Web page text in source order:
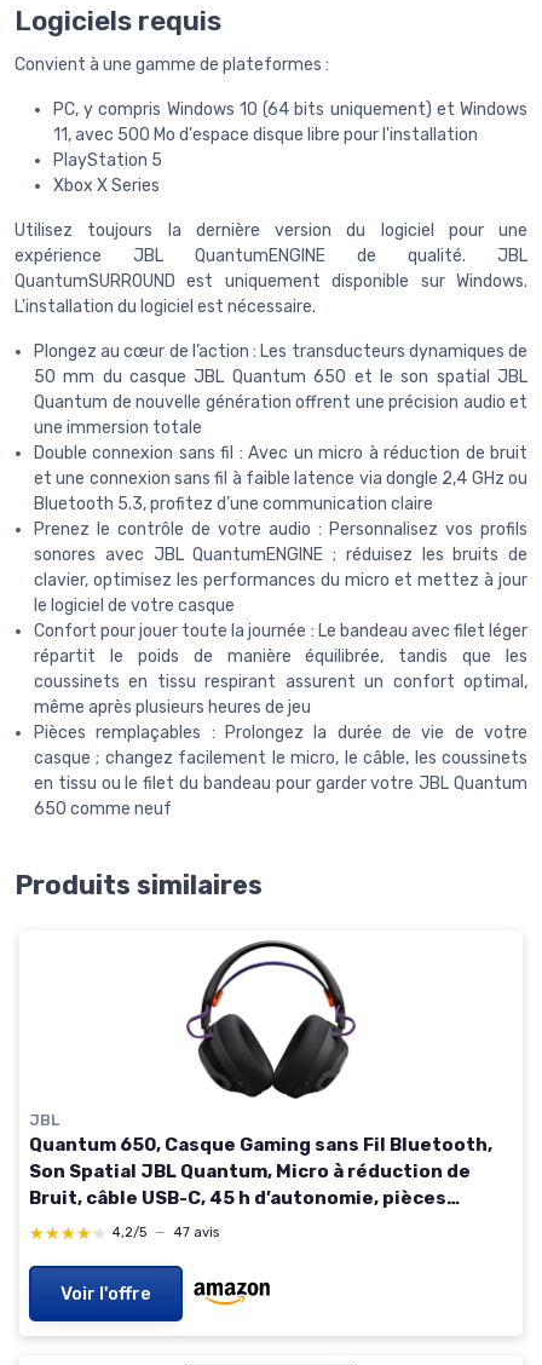
Logiciels requis
Convient à une gamme de plateformes :
PC, y compris Windows 10 (64 bits uniquement) et Windows
11, avec 500 Mo d'espace disque libre pour l'installation
PlayStation 5
Xbox X Series
Utilisez toujours la dernière version du logiciel pour une
expérience JBL QuantumENGINE de qualité. JBL
QuantumSURROUND est uniquement disponible sur Windows.
L'installation du logiciel est nécessaire.
Plongez au cœur de l’action : Les transducteurs dynamiques de
50 mm du casque JBL Quantum 650 et le son spatial JBL
Quantum de nouvelle génération offrent une précision audio et
une immersion totale
Double connexion sans fil : Avec un micro à réduction de bruit
et une connexion sans fil à faible latence via dongle 2,4 GHz ou
Bluetooth 5.3, profitez d’une communication claire
Prenez le contrôle de votre audio : Personnalisez vos profils
sonores avec JBL QuantumENGINE ; réduisez les bruits de
clavier, optimisez les performances du micro et mettez à jour
le logiciel de votre casque
Confort pour jouer toute la journée : Le bandeau avec filet léger
répartit le poids de manière équilibrée, tandis que les
coussinets en tissu respirant assurent un confort optimal,
même après plusieurs heures de jeu
Pièces remplaçables : Prolongez la durée de vie de votre
casque ; changez facilement le micro, le câble, les coussinets
en tissu ou le filet du bandeau pour garder votre JBL Quantum
650 comme neuf
Produits similaires
JBL
Quantum 650, Casque Gaming sans Fil Bluetooth,
Son Spatial JBL Quantum, Micro à réduction de
Bruit, câble USB-C, 45 h d’autonomie, pièces
remplaçables, compatibilité multiplateforme, Noir
★★★★★
★★★★★ 4,2/5 — 47 avis
Voir l'offre